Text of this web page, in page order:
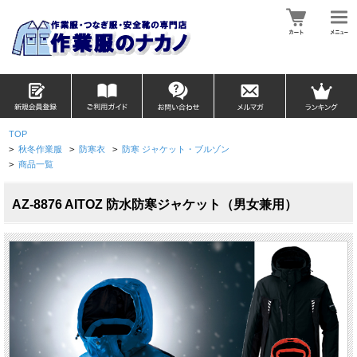
TOP
> 秋冬作業服 > 防寒衣 > 防寒 ジャケット・ブルゾン
> 商品一覧
AZ-8876 AITOZ 防水防寒ジャケット（男女兼用）